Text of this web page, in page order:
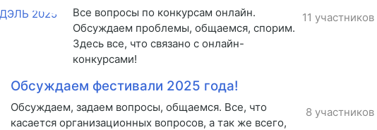
Все вопросы по конкурсам онлайн.
Обсуждаем проблемы, общаемся, спорим.
Здесь все, что связано с онлайн-
конкурсами!
11 участников
Обсуждаем фестивали 2025 года!
Обсуждаем, задаем вопросы, общаемся. Все, что
касается организационных вопросов, а так же всего,
8 участников